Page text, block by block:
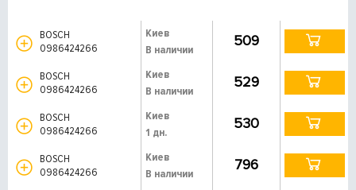
BOSCH
0986424266
Киев
В наличии
509
BOSCH
0986424266
Киев
В наличии
529
BOSCH
0986424266
Киев
1 дн.
530
BOSCH
0986424266
Киев
В наличии
796